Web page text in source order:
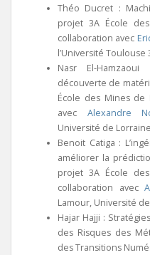
Théo Ducret :
projet 3A École
collaboration avec
l’Université Toulouse
Nasr El-
découverte de
École des Mines de
avec Alexandre
Université de
Benoit Catiga :
améliorer la
projet 3A École
collaboration avec
Lamour, Université
Hajar Hajji :
des Risques des
des Transitions